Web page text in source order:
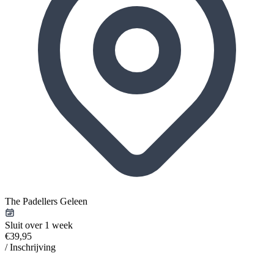
The Padellers Geleen
Sluit over 1 week
€39,95
/ Inschrijving